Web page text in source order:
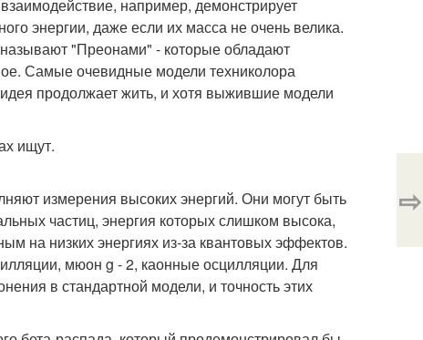
например, демонстрирует
энергии, даже если их масса не очень велика.
"Преонами" - которые обладают
Самые очевидные модели техниколора
продолжает жить, и хотя выжившие модели
ищут.
измерения высоких энергий. Они могут быть
частиц, энергия которых слишком высока,
на низких энергиях из-за квантовых эффектов.
мюон g - 2, каонные осцилляции. Для
в стандартной модели, и точность этих
⇨